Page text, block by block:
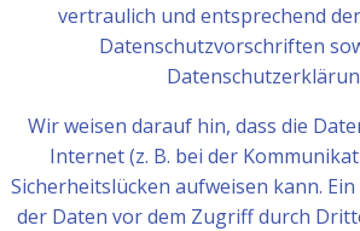
vertraulich und entsprechend
Datenschutzvorschriften
Wir weisen darauf hin, dass die
Internet (z. B. bei der
Sicherheitslücken aufweisen kann.
der Daten vor dem Zugriff durch